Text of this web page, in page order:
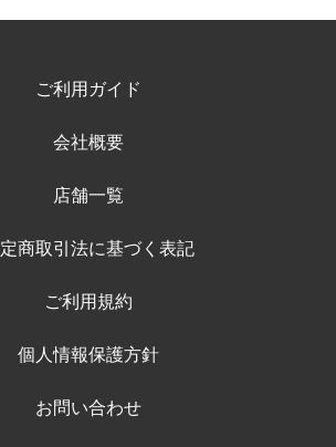
ご利用ガイド
会社概要
店舗一覧
商取引法に基づく表記
ご利用規約
個人情報保護方針
お問い合わせ